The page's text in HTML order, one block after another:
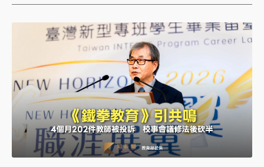
學」，全國教育產業總工會專員劉亞平說：「就是不再
積極管教，避免讓自己陷入麻煩！」